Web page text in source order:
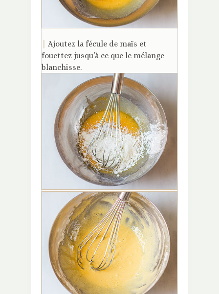
Ajoutez la fécule de maïs et
fouettez jusqu’à ce que le mélange
blanchisse.